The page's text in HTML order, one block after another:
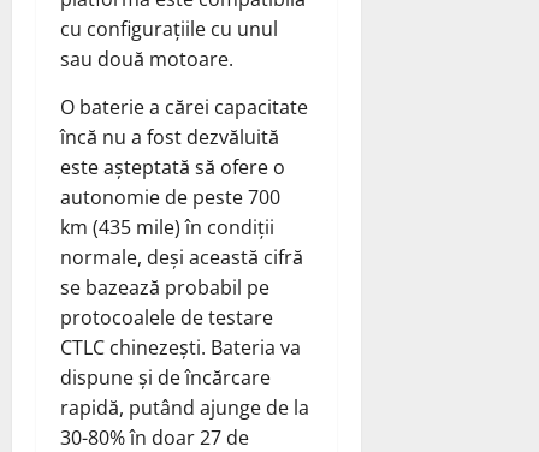
cu configurațiile cu unul
sau două motoare.
O baterie a cărei capacitate
încă nu a fost dezvăluită
este așteptată să ofere o
autonomie de peste 700
km (435 mile) în condiții
normale, deși această cifră
se bazează probabil pe
protocoalele de testare
CTLC chinezești. Bateria va
dispune și de încărcare
rapidă, putând ajunge de la
30-80% în doar 27 de